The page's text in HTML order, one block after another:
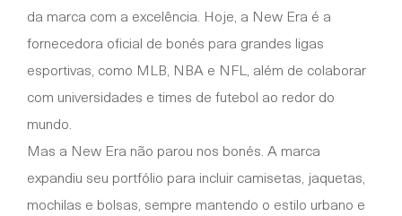
da marca com a excelência. Hoje, a New Era é a
fornecedora oficial de bonés para grandes ligas
esportivas, como MLB, NBA e NFL, além de colaborar
com universidades e times de futebol ao redor do
mundo.
Mas a New Era não parou nos bonés. A marca
expandiu seu portfólio para incluir camisetas, jaquetas,
mochilas e bolsas, sempre mantendo o estilo urbano e